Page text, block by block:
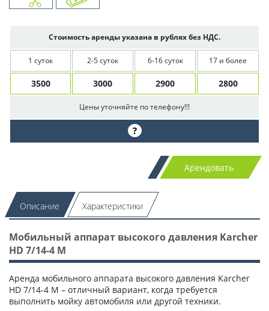
Стоимость аренды указана в рублях без НДС.
1 суток 2-5 суток 6-16 суток 17 и более
3500 3000 2900 2800
Цены уточняйте по телефону!!!
?
Арендовать
Описание Характеристики
Мобильный аппарат высокого давления Karcher
HD 7/14-4 M
Аренда мобильного аппарата высокого давления Karcher
HD 7/14-4 M – отличный вариант, когда требуется
выполнить мойку автомобиля или другой техники.